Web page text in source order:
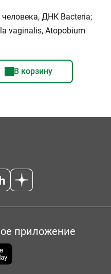
ДНК Bacteria;
vaginalis, Atopobium
В корзину
приложение